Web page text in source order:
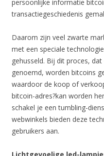
persoonlijke informatie
transactiegeschiedenis
Daarom zijn veel zwarte
met een speciale
gehusseld. Bij dit proces, dat
genoemd, worden bitcoins
waardoor de koop of
bitcoin-adres?kan worden
schakel je een tumbling-
webwinkels bieden deze
gebruikers aan.
Lichtgevoelige led-